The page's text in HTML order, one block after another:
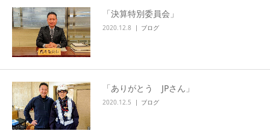
「決算特別委員会」
2020.12.8 ブログ
「ありがとう JPさん」
2020.12.5 ブログ